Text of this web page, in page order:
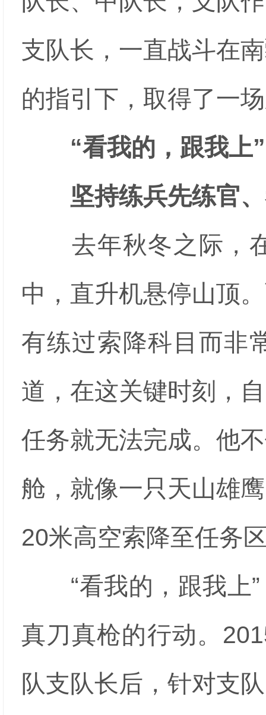
支队长，一直战斗在
的指引下，取得了一
“看我的，跟我上”
坚持练兵先练官、
去年秋冬之际，在
中，直升机悬停山顶
有练过索降科目而非
道，在这关键时刻，
任务就无法完成。他
舱，就像一只天山雄
20米高空索降至任务
“看我的，跟我上”
真刀真枪的行动。
队支队长后，针对支